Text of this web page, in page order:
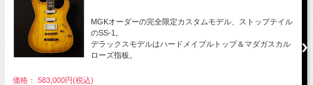
MGKオーダーの完全限定カスタムモデル、ストップテイル
のSS-1。
デラックスモデルはハードメイプルトップ＆マダガスカル
ローズ指板。
価格： 583,000円(税込)